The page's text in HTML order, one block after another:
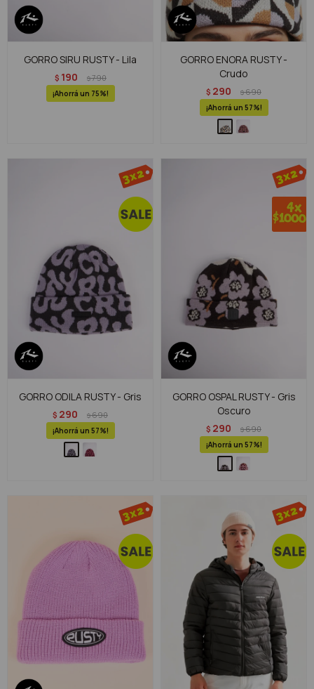
GORRO SIRU RUSTY - Lila
$ 190 $790
75
GORRO ENORA RUSTY -
Crudo
$ 290 $690
57
GORRO ODILA RUSTY - Gris
$ 290 $690
57
GORRO OSPAL RUSTY - Gris
Oscuro
$ 290 $690
57